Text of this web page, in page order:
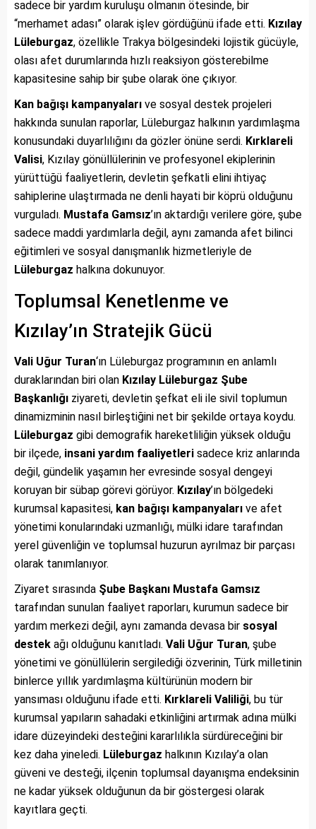
sadece bir yardım kuruluşu olmanın ötesinde, bir
“merhamet adası” olarak işlev gördüğünü ifade etti. Kızılay
Lüleburgaz, özellikle Trakya bölgesindeki lojistik gücüyle,
olası afet durumlarında hızlı reaksiyon gösterebilme
kapasitesine sahip bir şube olarak öne çıkıyor.
Kan bağışı kampanyaları ve sosyal destek projeleri
hakkında sunulan raporlar, Lüleburgaz halkının yardımlaşma
konusundaki duyarlılığını da gözler önüne serdi. Kırklareli
Valisi, Kızılay gönüllülerinin ve profesyonel ekiplerinin
yürüttüğü faaliyetlerin, devletin şefkatli elini ihtiyaç
sahiplerine ulaştırmada ne denli hayati bir köprü olduğunu
vurguladı. Mustafa Gamsız’ın aktardığı verilere göre, şube
sadece maddi yardımlarla değil, aynı zamanda afet bilinci
eğitimleri ve sosyal danışmanlık hizmetleriyle de
Lüleburgaz halkına dokunuyor.
Toplumsal Kenetlenme ve
Kızılay’ın Stratejik Gücü
Vali Uğur Turan‘ın Lüleburgaz programının en anlamlı
duraklarından biri olan Kızılay Lüleburgaz Şube
Başkanlığı ziyareti, devletin şefkat eli ile sivil toplumun
dinamizminin nasıl birleştiğini net bir şekilde ortaya koydu.
Lüleburgaz gibi demografik hareketliliğin yüksek olduğu
bir ilçede, insani yardım faaliyetleri sadece kriz anlarında
değil, gündelik yaşamın her evresinde sosyal dengeyi
koruyan bir sübap görevi görüyor. Kızılay’ın bölgedeki
kurumsal kapasitesi, kan bağışı kampanyaları ve afet
yönetimi konularındaki uzmanlığı, mülki idare tarafından
yerel güvenliğin ve toplumsal huzurun ayrılmaz bir parçası
olarak tanımlanıyor.
Ziyaret sırasında Şube Başkanı Mustafa Gamsız
tarafından sunulan faaliyet raporları, kurumun sadece bir
yardım merkezi değil, aynı zamanda devasa bir sosyal
destek ağı olduğunu kanıtladı. Vali Uğur Turan, şube
yönetimi ve gönüllülerin sergilediği özverinin, Türk milletinin
binlerce yıllık yardımlaşma kültürünün modern bir
yansıması olduğunu ifade etti. Kırklareli Valiliği, bu tür
kurumsal yapıların sahadaki etkinliğini artırmak adına mülki
idare düzeyindeki desteğini kararlılıkla sürdüreceğini bir
kez daha yineledi. Lüleburgaz halkının Kızılay’a olan
güveni ve desteği, ilçenin toplumsal dayanışma endeksinin
ne kadar yüksek olduğunun da bir göstergesi olarak
kayıtlara geçti.